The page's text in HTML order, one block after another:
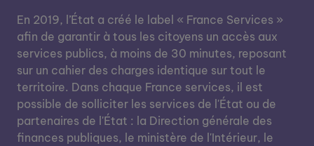
En 2019, l’État a créé le label « France Services »
afin de garantir à tous les citoyens un accès aux
services publics, à moins de 30 minutes, reposant
sur un cahier des charges identique sur tout le
territoire. Dans chaque France services, il est
possible de solliciter les services de l'État ou de
partenaires de l'État : la Direction générale des
finances publiques, le ministère de l'Intérieur, le